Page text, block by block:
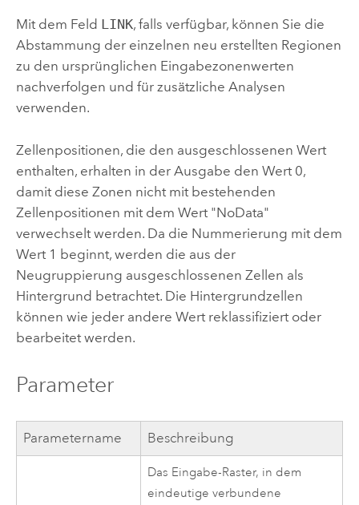
Mit dem Feld LINK, falls verfügbar, können Sie die
Abstammung der einzelnen neu erstellten Regionen
zu den ursprünglichen Eingabezonenwerten
nachverfolgen und für zusätzliche Analysen
verwenden.
Zellenpositionen, die den ausgeschlossenen Wert
enthalten, erhalten in der Ausgabe den Wert 0,
damit diese Zonen nicht mit bestehenden
Zellenpositionen mit dem Wert "NoData"
verwechselt werden. Da die Nummerierung mit dem
Wert 1 beginnt, werden die aus der
Neugruppierung ausgeschlossenen Zellen als
Hintergrund betrachtet. Die Hintergrundzellen
können wie jeder andere Wert reklassifiziert oder
bearbeitet werden.
Parameter
Parametername Beschreibung
Das Eingabe-Raster, in dem
eindeutige verbundene